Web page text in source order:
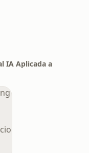
IA Aplicada a